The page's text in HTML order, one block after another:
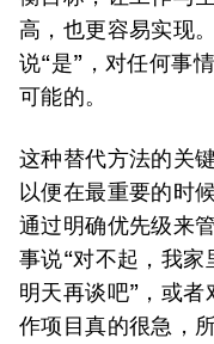
高，也更容易实现
说“是”，对任何事
可能的。
这种替代方法的关
以便在最重要的时
通过明确优先级来
事说“对不起，我
明天再谈吧”，或者
作项目真的很急，